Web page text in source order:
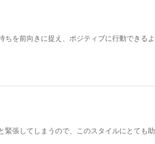
ちを前向きに捉え、ポジティブに行動できるよ
緊張してしまうので、このスタイルにとても助